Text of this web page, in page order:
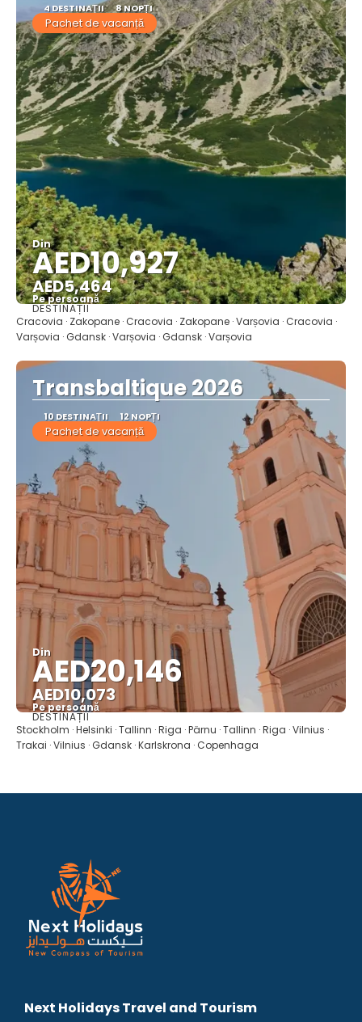
4 DESTINAŢII 8 NOPȚI
Pachet de vacanță
Din
AED10,927
AED5,464
Pe persoană
Vedea
DESTINAȚII
Cracovia · Zakopane · Cracovia · Zakopane · Varșovia · Cracovia ·
Varșovia · Gdansk · Varșovia · Gdansk · Varșovia
Transbaltique 2026
10 DESTINAŢII 12 NOPȚI
Pachet de vacanță
Din
AED20,146
AED10,073
Pe persoană
Vedea
DESTINAȚII
Stockholm · Helsinki · Tallinn · Riga · Pärnu · Tallinn · Riga · Vilnius ·
Trakai · Vilnius · Gdansk · Karlskrona · Copenhaga
Next Holidays Travel and Tourism